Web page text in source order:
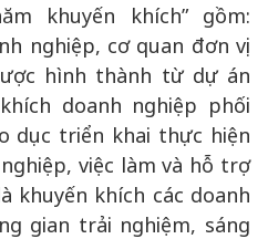
khuyến khích” gồm:
nghiệp, cơ quan đơn vị
hình thành từ dự án
doanh nghiệp phối
dục triển khai thực hiện
việc làm và hỗ trợ
khuyến khích các doanh
gian trải nghiệm, sáng